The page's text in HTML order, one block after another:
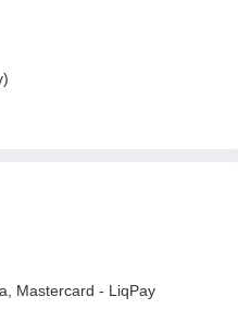
Mastercard - LiqPay